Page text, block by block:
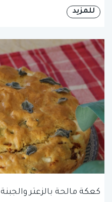
للمزيد
كعكة مالحة بالزعتر والجبنة